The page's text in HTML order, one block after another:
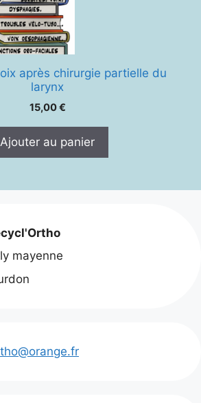
après chirurgie partielle du
larynx
15,00€
Ajouter au panier
mayenne